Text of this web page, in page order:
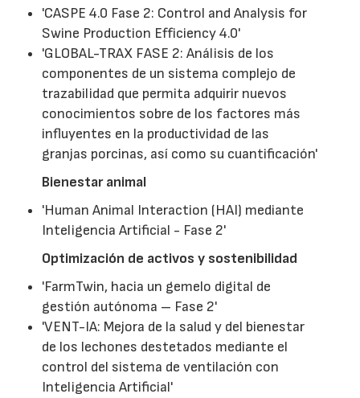
'CASPE 4.0 Fase 2: Control and Analysis for
Swine Production Efficiency 4.0'
'GLOBAL-TRAX FASE 2: Análisis de los
componentes de un sistema complejo de
trazabilidad que permita adquirir nuevos
conocimientos sobre de los factores más
influyentes en la productividad de las
granjas porcinas, así como su cuantificación'
Bienestar animal
'Human Animal Interaction (HAI) mediante
Inteligencia Artificial - Fase 2'
Optimización de activos y sostenibilidad
'FarmTwin, hacia un gemelo digital de
gestión autónoma – Fase 2'
'VENT-IA: Mejora de la salud y del bienestar
de los lechones destetados mediante el
control del sistema de ventilación con
Inteligencia Artificial'